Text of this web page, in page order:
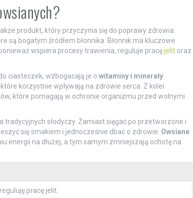
produkt, który przyczynia się do poprawy zdrowia.
są bogatym źródłem błonnika. Błonnik ma kluczowe
wspiera procesy trawienia, reguluje pracęjelitoraz
ciasteczek, wzbogacają je o witaminy i minerały.
korzystnie wpływają na zdrowie serca. Z kolei
które pomagają w ochronie organizmu przed wolnymi
słodyczy. Zamiast sięgać po przetworzone i
się smakiem i jednocześnie dbać o zdrowie. Owsiane
energii na dłużej, a tym samym zmniejszają ochotę na
pracę jelit.